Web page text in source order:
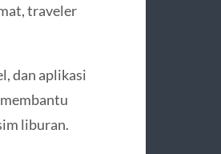
traveler
dan aplikasi
liburan.